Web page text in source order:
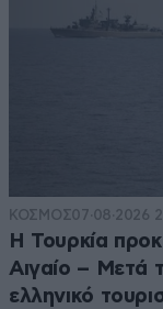
ΚΟΣΜΟΣ07·08·2026
Η Τουρκία
Αιγαίο – Μετά
ελληνικό